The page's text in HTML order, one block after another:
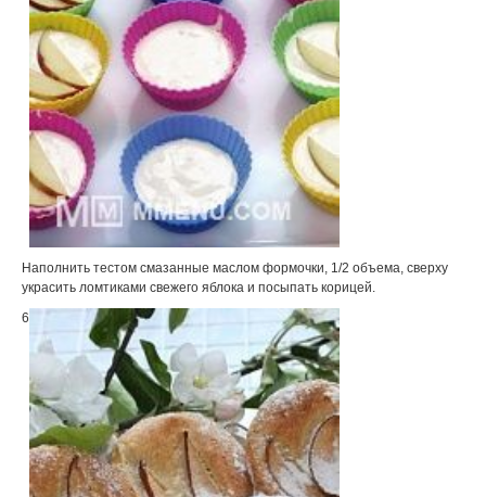
Наполнить тестом смазанные маслом формочки, 1/2 объема, сверху
украсить ломтиками свежего яблока и посыпать корицей.
6